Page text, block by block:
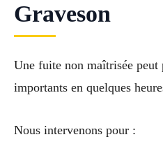
Graveson
Une fuite non maîtrisée peut
importants en quelques
Nous intervenons pour :